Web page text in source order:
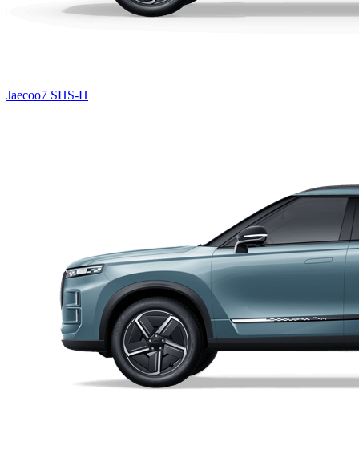
Jaecoo7 SHS-H